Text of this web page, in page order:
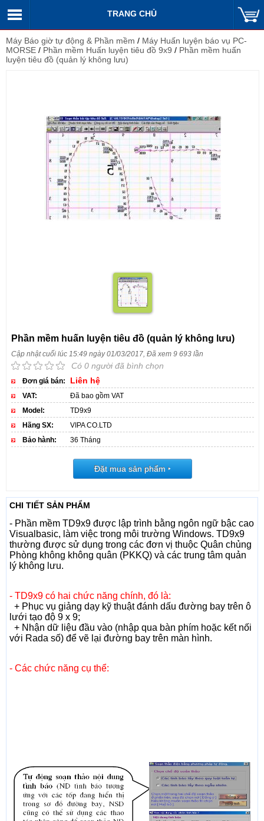
TRANG CHỦ
Máy Báo giờ tự động & Phần mềm / Máy Huấn luyện báo vụ PC-
MORSE / Phần mềm Huấn luyện tiêu đồ 9x9 / Phần mềm huấn
luyện tiêu đồ (quản lý không lưu)
Phần mềm huấn luyện tiêu đồ (quản lý không lưu)
Cập nhật cuối lúc 15:49 ngày 01/03/2017, Đã xem 9 693 lần
Có 0 người đã bình chọn
Đơn giá bán: Liên hệ
VAT:
Đã bao gồm VAT
Model:
TD9x9
Hãng SX:
VIPA CO.LTD
Bảo hành:
36 Tháng
Đặt mua sản phẩm ‣
CHI TIẾT SẢN PHẨM
- Phần mềm TD9x9 được lập trình bằng ngôn ngữ bậc cao
Visualbasic, làm việc trong môi trường Windows. TD9x9
thường được sử dụng trong các đơn vị thuộc Quân chủng
Phòng không không quân (PKKQ) và các trung tâm quản
lý không lưu.
- TD9x9 có hai chức năng chính, đó là:
+ Phục vụ giảng dạy kỹ thuật đánh dấu đường bay trên ô
lưới tạo độ 9 x 9;
+ Nhận dữ liệu đầu vào (nhập qua bàn phím hoặc kết nối
với Rada số) để vẽ lại đường bay trên màn hình.
- Các chức năng cụ thể: